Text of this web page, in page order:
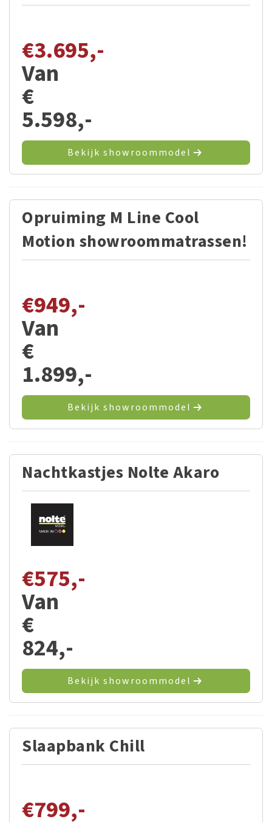
€3.695,-
Van
€
5.598,-
Bekijk showroommodel
Opruiming M Line Cool
Motion showroommatrassen!
€949,-
Van
€
1.899,-
Bekijk showroommodel
Nachtkastjes Nolte Akaro
€575,-
Van
€
824,-
Bekijk showroommodel
Slaapbank Chill
€799,-